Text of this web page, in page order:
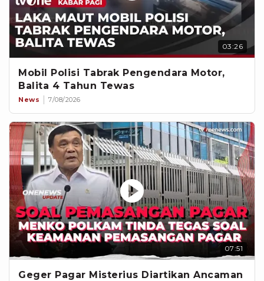
03:26
Mobil Polisi Tabrak Pengendara Motor,
Balita 4 Tahun Tewas
News 7/08/2026
07:51
Geger Pagar Misterius Diartikan Ancaman